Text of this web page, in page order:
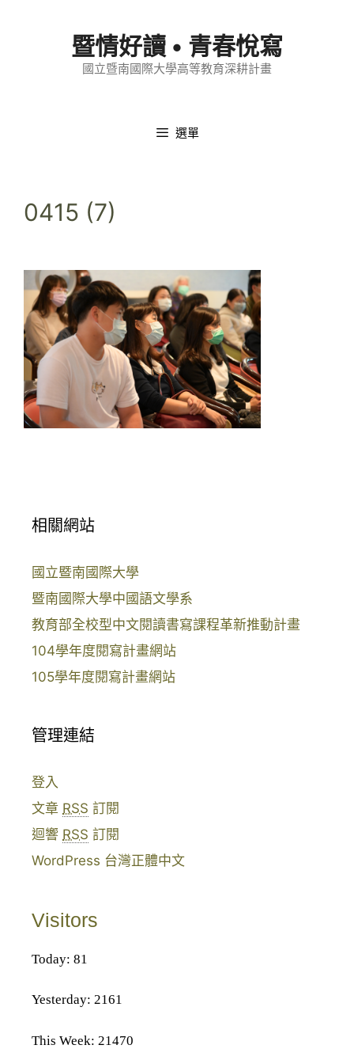
暨情好讀 • 青春悅寫
國立暨南國際大學高等教育深耕計畫
選單
0415 (7)
相關網站
國立暨南國際大學
暨南國際大學中國語文學系
教育部全校型中文閱讀書寫課程革新推動計畫
104學年度閱寫計畫網站
105學年度閱寫計畫網站
管理連結
登入
文章 RSS 訂閱
迴響 RSS 訂閱
WordPress 台灣正體中文
Visitors
Today: 81
Yesterday: 2161
This Week: 21470